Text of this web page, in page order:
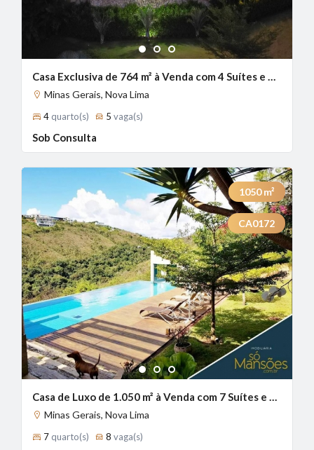
1 2 3
Casa Exclusiva de 764 m² à Venda com 4 Suítes e Vista Definitiva no Vale dos Cristais, Nova Lima - MG
Minas Gerais, Nova Lima
4 quarto(s) 5 vaga(s)
Sob Consulta
1 2 3
1050m²
CA0172
Casa de Luxo de 1.050 m² à Venda com 7 Suítes e Vista Deslumbrante no Vale dos Cristais, Nova Lima - MG
Minas Gerais, Nova Lima
7 quarto(s) 8 vaga(s)